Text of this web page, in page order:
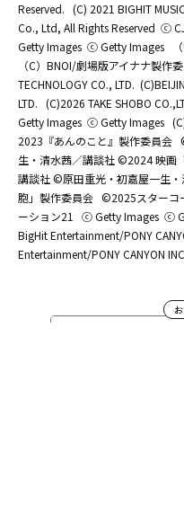
Reserved. (C) 2021 BIGHIT
Co., Ltd, All Rights Reserved ⓒ
Getty Images ⓒ Getty Images
（C）BNOI/劇場版アイナナ製作
TECHNOLOGY CO., LTD.
LTD. (C)2026 TAKE SHOBO
Getty Images ⓒ Getty Images
2023『あんのこと』製作委員会
生・清水茜／講談社 ©2024 映画
講談社 ©原田重光・初嘉屋一生
胞」製作委員会 ©2025スターコ
ーション21 ⓒ Getty Images ⓒ
BigHit Entertainment/PONY
Entertainment/PONY CANYON